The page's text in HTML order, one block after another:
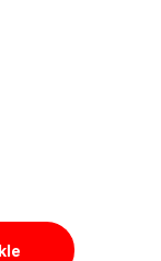
quantity